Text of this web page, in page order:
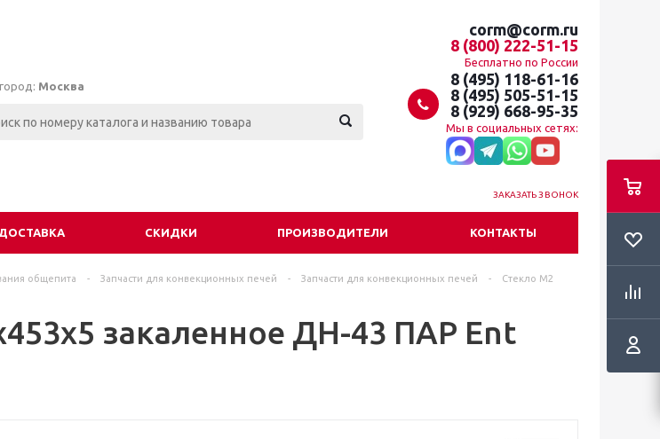
Москва
corm@corm.ru
8 (800) 222-51-15
Бесплатно по России
8 (495) 118-61-16
8 (495) 505-51-15
8 (929) 668-95-35
Мы в социальных сетях:
ЗАКАЗАТЬ ЗВОНОК
СКИДКИ ПРОИЗВОДИТЕЛИ КОНТАКТЫ
общепита - Запчасти для конвекционных печей - Запчасти для конвекционных печей -
Стекло М2
закаленное ДН-43 ПАР Ent